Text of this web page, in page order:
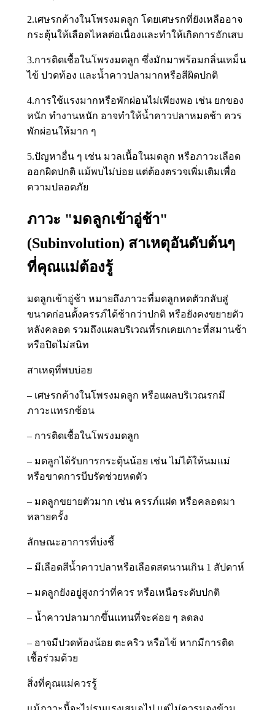
2.เศษรกค้างในโพรงมดลูก โดยเศษรกที่ยังเหลืออาจ
กระตุ้นให้เลือดไหลต่อเนื่องและทำให้เกิดการอักเสบ
3.การติดเชื้อในโพรงมดลูก ซึ่งมักมาพร้อมกลิ่นเหม็น
ไข้ ปวดท้อง และน้ำคาวปลามากหรือสีผิดปกติ
4.การใช้แรงมากหรือพักผ่อนไม่เพียงพอ เช่น ยกของ
หนัก ทำงานหนัก อาจทำให้น้ำคาวปลาหมดช้า ควร
พักผ่อนให้มาก ๆ
5.ปัญหาอื่น ๆ เช่น มวลเนื้อในมดลูก หรือภาวะเลือด
ออกผิดปกติ แม้พบไม่บ่อย แต่ต้องตรวจเพิ่มเติมเพื่อ
ความปลอดภัย
ภาวะ "มดลูกเข้าอู่ช้า"
(Subinvolution) สาเหตุอันดับต้นๆ
ที่คุณแม่ต้องรู้
มดลูกเข้าอู่ช้า หมายถึงภาวะที่มดลูกหดตัวกลับสู่
ขนาดก่อนตั้งครรภ์ได้ช้ากว่าปกติ หรือยังคงขยายตัว
หลังคลอด รวมถึงแผลบริเวณที่รกเคยเกาะที่สมานช้า
หรือปิดไม่สนิท
สาเหตุที่พบบ่อย
– เศษรกค้างในโพรงมดลูก หรือแผลบริเวณรกมี
ภาวะแทรกซ้อน
– การติดเชื้อในโพรงมดลูก
– มดลูกได้รับการกระตุ้นน้อย เช่น ไม่ได้ให้นมแม่
หรือขาดการบีบรัดช่วยหดตัว
– มดลูกขยายตัวมาก เช่น ครรภ์แฝด หรือคลอดมา
หลายครั้ง
ลักษณะอาการที่บ่งชี้
– มีเลือดสีน้ำคาวปลาหรือเลือดสดนานเกิน 1 สัปดาห์
– มดลูกยังอยู่สูงกว่าที่ควร หรือเหนือระดับปกติ
– น้ำคาวปลามากขึ้นแทนที่จะค่อย ๆ ลดลง
– อาจมีปวดท้องน้อย ตะคริว หรือไข้ หากมีการติด
เชื้อร่วมด้วย
สิ่งที่คุณแม่ควรรู้